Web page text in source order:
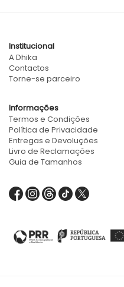
Institucional
A Dhika
Contactos
Torne-se parceiro
Informações
Termos e Condições
Política de Privacidade
Entregas e Devoluções
Livro de Reclamações
Guia de Tamanhos